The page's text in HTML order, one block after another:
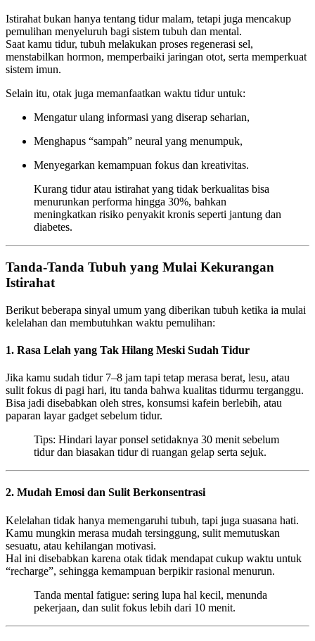
Istirahat bukan hanya tentang tidur malam, tetapi juga mencakup
pemulihan menyeluruh bagi sistem tubuh dan mental.
Saat kamu tidur, tubuh melakukan proses regenerasi sel,
menstabilkan hormon, memperbaiki jaringan otot, serta memperkuat
sistem imun.
Selain itu, otak juga memanfaatkan waktu tidur untuk:
Mengatur ulang informasi yang diserap seharian,
Menghapus “sampah” neural yang menumpuk,
Menyegarkan kemampuan fokus dan kreativitas.
Kurang tidur atau istirahat yang tidak berkualitas bisa
menurunkan performa hingga 30%, bahkan
meningkatkan risiko penyakit kronis seperti jantung dan
diabetes.
Tanda-Tanda Tubuh yang Mulai Kekurangan
Istirahat
Berikut beberapa sinyal umum yang diberikan tubuh ketika ia mulai
kelelahan dan membutuhkan waktu pemulihan:
1. Rasa Lelah yang Tak Hilang Meski Sudah Tidur
Jika kamu sudah tidur 7–8 jam tapi tetap merasa berat, lesu, atau
sulit fokus di pagi hari, itu tanda bahwa kualitas tidurmu terganggu.
Bisa jadi disebabkan oleh stres, konsumsi kafein berlebih, atau
paparan layar gadget sebelum tidur.
Tips: Hindari layar ponsel setidaknya 30 menit sebelum
tidur dan biasakan tidur di ruangan gelap serta sejuk.
2. Mudah Emosi dan Sulit Berkonsentrasi
Kelelahan tidak hanya memengaruhi tubuh, tapi juga suasana hati.
Kamu mungkin merasa mudah tersinggung, sulit memutuskan
sesuatu, atau kehilangan motivasi.
Hal ini disebabkan karena otak tidak mendapat cukup waktu untuk
“recharge”, sehingga kemampuan berpikir rasional menurun.
Tanda mental fatigue: sering lupa hal kecil, menunda
pekerjaan, dan sulit fokus lebih dari 10 menit.